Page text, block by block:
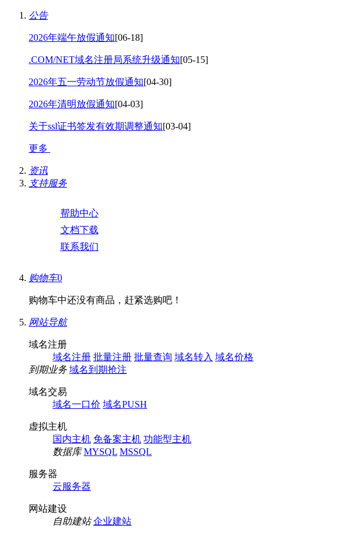
公告
2026年端午放假通知[06-18]
.COM/NET域名注册局系统升级通知[05-15]
2026年五一劳动节放假通知[04-30]
2026年清明放假通知[04-03]
关于ssl证书签发有效期调整通知[03-04]
更多
资讯
支持服务
帮助中心
文档下载
联系我们
购物车0
购物车中还没有商品，赶紧选购吧！
网站导航
域名注册
域名注册 批量注册 批量查询 域名转入 域名价格
到期业务 域名到期抢注
域名交易
域名一口价 域名PUSH
虚拟主机
国内主机 免备案主机 功能型主机
数据库 MYSQL MSSQL
服务器
云服务器
网站建设
自助建站 企业建站